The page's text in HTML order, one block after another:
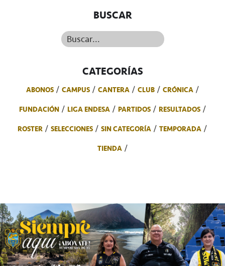
BUSCAR
Buscar...
CATEGORÍAS
ABONOS CAMPUS CANTERA CLUB
CRÓNICA
FUNDACIÓN
LIGA ENDESA PARTIDOS
RESULTADOS
ROSTER
SELECCIONES SIN CATEGORÍA
TEMPORADA
TIENDA